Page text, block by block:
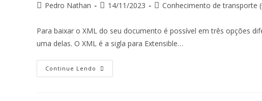
Pedro Nathan 14/11/2023 Conhecimento de transporte
Para baixar o XML do seu documento é possível em três opções
uma delas. O XML é a sigla para Extensible…
Continue Lendo